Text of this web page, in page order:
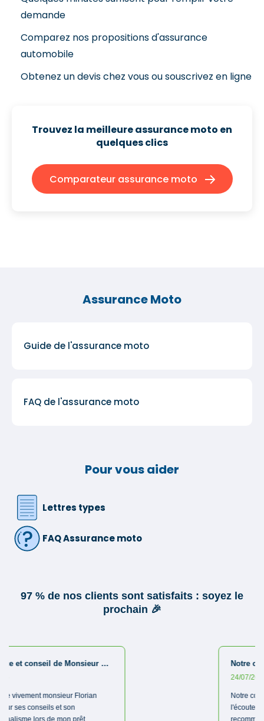
demande
Comparez nos propositions d'assurance
automobile
Obtenez un devis chez vous ou souscrivez en ligne
Trouvez la meilleure assurance moto en
quelques clics
Comparateur assurance moto
Assurance Moto
Guide de l'assurance moto
FAQ de l'assurance moto
Pour vous aider
Lettres types
FAQ Assurance moto